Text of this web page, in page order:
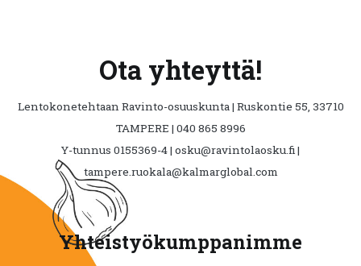
Ota yhteyttä!
Lentokonetehtaan Ravinto-osuuskunta | Ruskontie 55, 33710
TAMPERE | 040 865 8996
Y-tunnus 0155369-4 | osku@ravintolaosku.fi |
tampere.ruokala@kalmarglobal.com
Yhteistyökumppanimme